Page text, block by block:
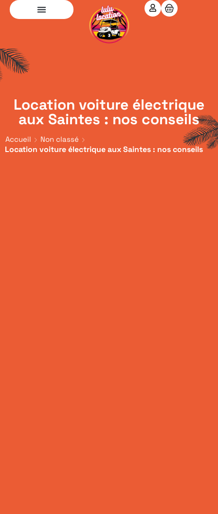
Location voiture électrique
aux Saintes : nos conseils
Accueil Non classé
Location voiture électrique aux Saintes : nos conseils